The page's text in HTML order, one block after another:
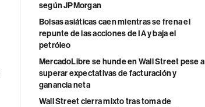
según JPMorgan
Bolsas asiáticas caen mientras se frena el
repunte de las acciones de IA y baja el
petróleo
MercadoLibre se hunde en Wall Street pese a
superar expectativas de facturación y
ganancia neta
Wall Street cierra mixto tras toma de